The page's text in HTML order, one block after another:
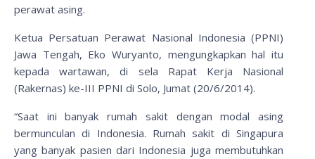
perawat asing.
Ketua Persatuan Perawat Nasional Indonesia (PPNI)
Jawa Tengah, Eko Wuryanto, mengungkapkan hal itu
kepada wartawan, di sela Rapat Kerja Nasional
(Rakernas) ke-III PPNI di Solo, Jumat (20/6/2014).
“Saat ini banyak rumah sakit dengan modal asing
bermunculan di Indonesia. Rumah sakit di Singapura
yang banyak pasien dari Indonesia juga membutuhkan